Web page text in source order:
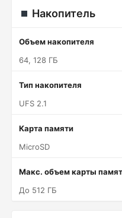
Накопитель
Объем накопителя
64, 128 ГБ
Тип накопителя
UFS 2.1
Карта памяти
MicroSD
Макс. объем карты
До 512 ГБ